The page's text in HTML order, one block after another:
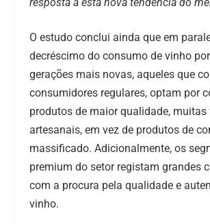
O estudo conclui ainda que em
decréscimo do consumo de vinho
gerações mais novas, aqueles que
consumidores regulares, optam por
produtos de maior qualidade, muitas
artesanais, em vez de produtos de
massificado. Adicionalmente, os
premium do setor registam grandes
com a procura pela qualidade e
vinho.